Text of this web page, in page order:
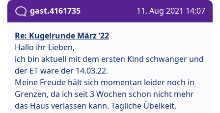
gast.4161735 11. Aug 2021 14:07
Re: Kugelrunde März ‘22
Hallo ihr Lieben,
ich bin aktuell mit dem ersten Kind schwanger und
der ET wäre der 14.03.22.
Meine Freude hält sich momentan leider noch in
Grenzen, da ich seit 3 Wochen schon nicht mehr
das Haus verlassen kann. Tägliche Übelkeit,